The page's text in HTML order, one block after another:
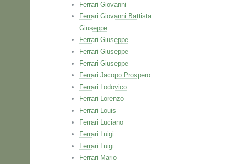
Ferrari Giovanni
Ferrari Giovanni Battista
Giuseppe
Ferrari Giuseppe
Ferrari Giuseppe
Ferrari Giuseppe
Ferrari Jacopo Prospero
Ferrari Lodovico
Ferrari Lorenzo
Ferrari Louis
Ferrari Luciano
Ferrari Luigi
Ferrari Luigi
Ferrari Mario